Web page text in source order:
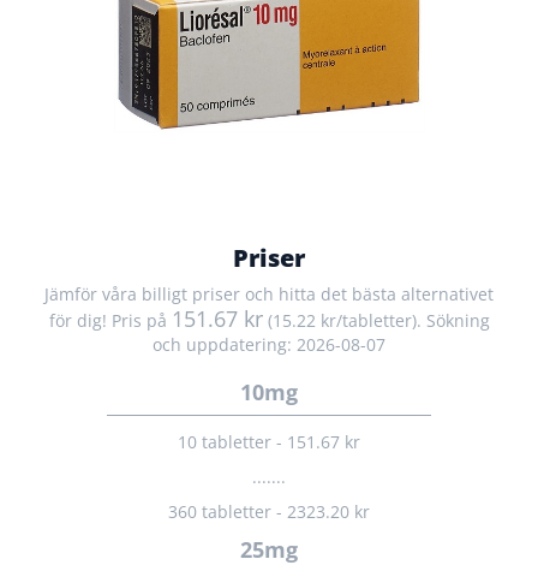
Priser
Jämför våra billigt priser och hitta det bästa alternativet
för dig! Pris på 151.67 kr(15.22 kr/tabletter). Sökning
och uppdatering: 2026-08-07
10mg
10 tabletter - 151.67 kr
.......
360 tabletter - 2323.20 kr
25mg